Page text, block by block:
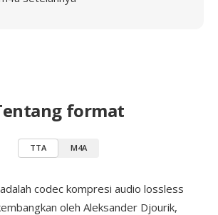
format
TTA M4A
codec kompresi audio lossless
oleh Aleksander Djourik,